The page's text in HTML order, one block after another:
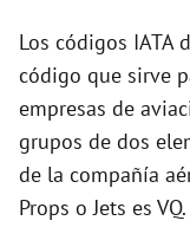
Los códigos IATA
código que sirve
empresas de
grupos de dos
de la compañía
Props o Jets es VQ.